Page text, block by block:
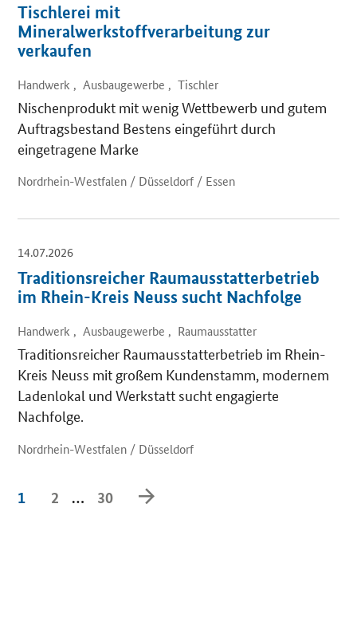
Tischlerei mit
Mineralwerkstoffverarbeitung zur
verkaufen
Handwerk , Ausbaugewerbe , Tischler
Nischenprodukt mit wenig Wettbewerb und gutem
Auftragsbestand Bestens eingeführt durch
eingetragene Marke
Nordrhein-Westfalen / Düsseldorf / Essen
14.07.2026
Traditionsreicher Raumausstatterbetrieb
im Rhein-Kreis Neuss sucht Nachfolge
Handwerk , Ausbaugewerbe , Raumausstatter
Traditionsreicher Raumausstatterbetrieb im Rhein-
Kreis Neuss mit großem Kundenstamm, modernem
Ladenlokal und Werkstatt sucht engagierte
Nachfolge.
Nordrhein-Westfalen / Düsseldorf
1 2 … 30 Weiter